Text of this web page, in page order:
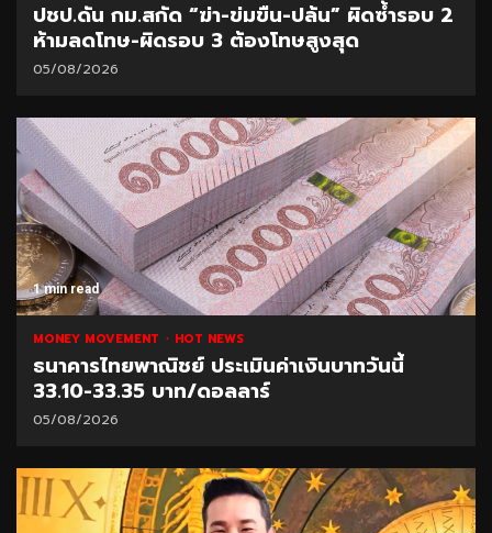
ปชป.ดัน กม.สกัด “ฆ่า-ข่มขืน-ปล้น” ผิดซ้ำรอบ 2
ห้ามลดโทษ-ผิดรอบ 3 ต้องโทษสูงสุด
05/08/2026
1 min read
MONEY MOVEMENT HOT NEWS
ธนาคารไทยพาณิชย์ ประเมินค่าเงินบาทวันนี้
33.10-33.35 บาท/ดอลลาร์
05/08/2026